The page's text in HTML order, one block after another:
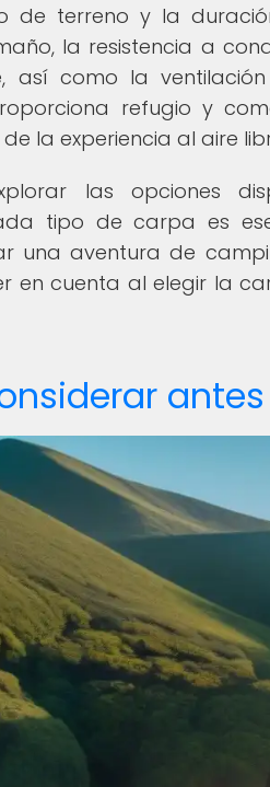
de terreno y la
la resistencia a
así como la
refugio y
la experiencia al aire
las opciones
tipo de carpa es
una aventura de
en cuenta al elegir la